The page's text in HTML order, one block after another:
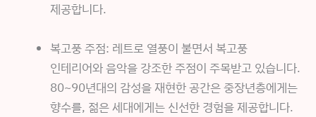
제공합니다.
복고풍 주점: 레트로 열풍이 불면서 복고풍
인테리어와 음악을 강조한 주점이 주목받고 있습니다.
80~90년대의 감성을 재현한 공간은 중장년층에게는
향수를, 젊은 세대에게는 신선한 경험을 제공합니다.